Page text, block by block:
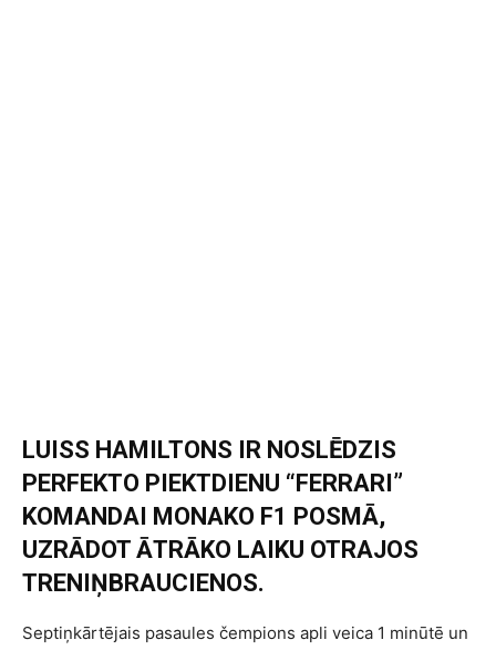
LUISS HAMILTONS IR NOSLĒDZIS
PERFEKTO PIEKTDIENU “FERRARI”
KOMANDAI MONAKO F1 POSMĀ,
UZRĀDOT ĀTRĀKO LAIKU OTRAJOS
TRENIŅBRAUCIENOS.
Septiņkārtējais pasaules čempions apli veica 1 minūtē un